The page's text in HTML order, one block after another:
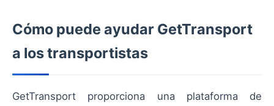
Cómo puede ayudar GetTransport
a los transportistas
GetTransport proporciona una plataforma de